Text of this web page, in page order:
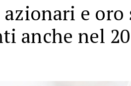
e oro
anche nel